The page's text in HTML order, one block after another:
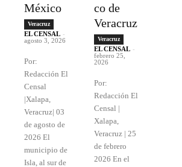
México
Veracruz
EL CENSAL -
agosto 3, 2026
Por:
Redacción El
Censal
|Xalapa,
Veracruz| 03
de agosto de
2026 El
municipio de
Isla, al sur de
co de
Veracruz
Veracruz
EL CENSAL -
febrero 25,
2026
Por:
Redacción El
Censal |
Xalapa,
Veracruz | 25
de febrero
2026 En el